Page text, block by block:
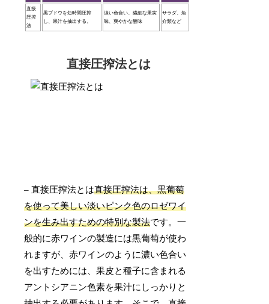
直接
圧搾
法
黒ブドウを短時間圧搾
し、果汁を抽出する。
淡い色合い、繊細な果実
味、爽やかな酸味
サラダ、魚
介類など
直接圧搾法とは
– 直接圧搾法とは直接圧搾法は、黒葡萄
を使って美しい淡いピンク色のロゼワイ
ンを生み出すための特別な製法です。一
般的に赤ワインの製造には黒葡萄が使わ
れますが、赤ワインのように濃い色合い
を出すためには、果皮と種子に含まれる
アントシアニン色素を果汁にしっかりと